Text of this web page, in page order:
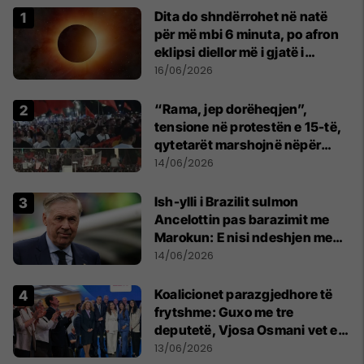
Dita do shndërrohet në natë
për më mbi 6 minuta, po afron
eklipsi diellor më i gjatë i
shekullit të 21-të
16/06/2026
“Rama, jep dorëheqjen”,
tensione në protestën e 15-të,
qytetarët marshojnë nëpër
kryeqytet
14/06/2026
Ish-ylli i Brazilit sulmon
Ancelottin pas barazimit me
Marokun: E nisi ndeshjen me
formacionin e gabuar
14/06/2026
Koalicionet parazgjedhore të
frytshme: Guxo me tre
deputetë, Vjosa Osmani vet e
treta në Kuvend
13/06/2026